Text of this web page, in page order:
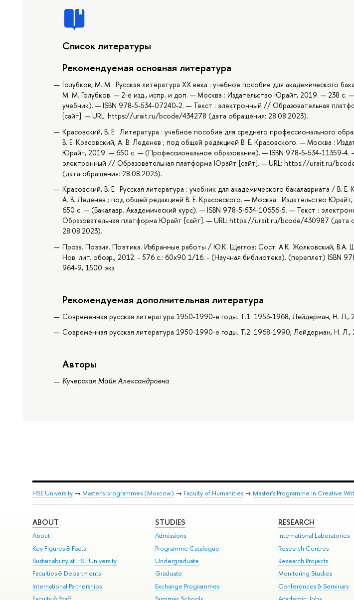
Список литературы
Рекомендуемая основная литература
Голубков, М. М. Русская литература XX века : учебное пособие для академического
М. М. Голубков. — 2-е изд., испр. и доп. — Москва : Издательство Юрайт, 2019. — 238 с.
учебник). — ISBN 978-5-534-07240-2. — Текст : электронный // Образовательная
[сайт]. — URL: https://urait.ru/bcode/434278 (дата обращения: 28.08.2023).
Красовский, В. Е. Литература : учебное пособие для среднего профессионального
В. Е. Красовский, А. В. Леденев ; под общей редакцией В. Е. Красовского. — Москва :
Юрайт, 2019. — 650 с. — (Профессиональное образование). — ISBN 978-5-534-11359-4.
электронный // Образовательная платформа Юрайт [сайт]. — URL: https://urait.ru/
(дата обращения: 28.08.2023).
Красовский, В. Е. Русская литература : учебник для академического бакалавриата / В. Е.
А. В. Леденев ; под общей редакцией В. Е. Красовского. — Москва : Издательство
650 с. — (Бакалавр. Академический курс). — ISBN 978-5-534-10656-5. — Текст :
Образовательная платформа Юрайт [сайт]. — URL: https://urait.ru/bcode/430987 (дата
28.08.2023).
Проза. Поэзия. Поэтика. Избранные работы / Ю.К. Щеглов; Сост. А.К. Жолковский, В.А.
Нов. лит. обозр., 2012. - 576 с.: 60x90 1/16. - (Научная библиотека). (переплет) ISBN
964-9, 1500 экз.
Рекомендуемая дополнительная литература
Современная русская литература 1950-1990-е годы. Т.1: 1953-1968, Лейдерман, Н. Л.,
Современная русская литература 1950-1990-е годы. Т.2: 1968-1990, Лейдерман, Н. Л.,
Авторы
Кучерская Майя Александровна
HSE University→ Master's programmes (Moscow) → Faculty of Humanities→ Master's Programme in Creative
ABOUT
About
Key Figures & Facts
Sustainability at HSE University
Faculties & Departments
International Partnerships
STUDIES
Admissions
Programme Catalogue
Undergraduate
Graduate
Exchange Programmes
RESEARCH
International Laboratories
Research Centres
Research Projects
Monitoring Studies
Conferences & Seminars